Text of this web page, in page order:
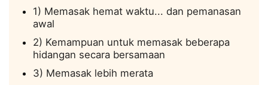
1) Memasak hemat waktu... dan pemanasan
awal
2) Kemampuan untuk memasak beberapa
hidangan secara bersamaan
3) Memasak lebih merata